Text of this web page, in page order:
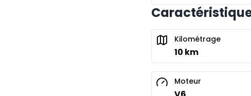
Kilométrage
10 km
Moteur